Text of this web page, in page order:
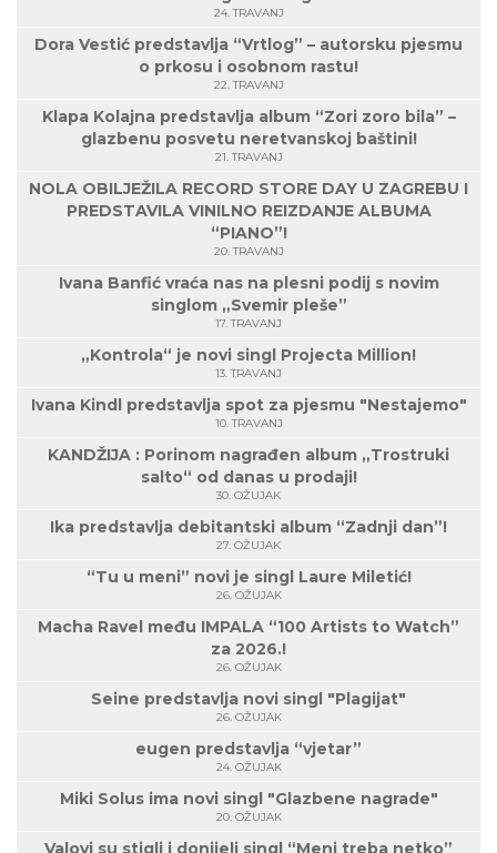
24. TRAVANJ
Dora Vestić predstavlja “Vrtlog” – autorsku pjesmu
o prkosu i osobnom rastu!
22. TRAVANJ
Klapa Kolajna predstavlja album “Zori zoro bila” –
glazbenu posvetu neretvanskoj baštini!
21. TRAVANJ
NOLA OBILJEŽILA RECORD STORE DAY U ZAGREBU I
PREDSTAVILA VINILNO REIZDANJE ALBUMA
“PIANO”!
20. TRAVANJ
Ivana Banfić vraća nas na plesni podij s novim
singlom „Svemir pleše”
17. TRAVANJ
„Kontrola“ je novi singl Projecta Million!
13. TRAVANJ
Ivana Kindl predstavlja spot za pjesmu "Nestajemo"
10. TRAVANJ
KANDŽIJA : Porinom nagrađen album „Trostruki
salto“ od danas u prodaji!
30. OŽUJAK
Ika predstavlja debitantski album “Zadnji dan”!
27. OŽUJAK
“Tu u meni” novi je singl Laure Miletić!
26. OŽUJAK
Macha Ravel među IMPALA “100 Artists to Watch”
za 2026.!
26. OŽUJAK
Seine predstavlja novi singl "Plagijat"
26. OŽUJAK
eugen predstavlja “vjetar”
24. OŽUJAK
Miki Solus ima novi singl "Glazbene nagrade"
20. OŽUJAK
Valovi su stigli i donijeli singl “Meni treba netko”